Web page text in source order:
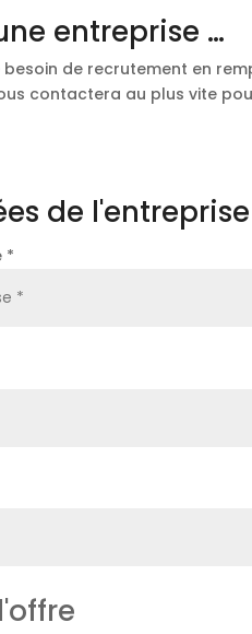
entreprise …
de recrutement en
contactera au plus vite
de l'entreprise
*